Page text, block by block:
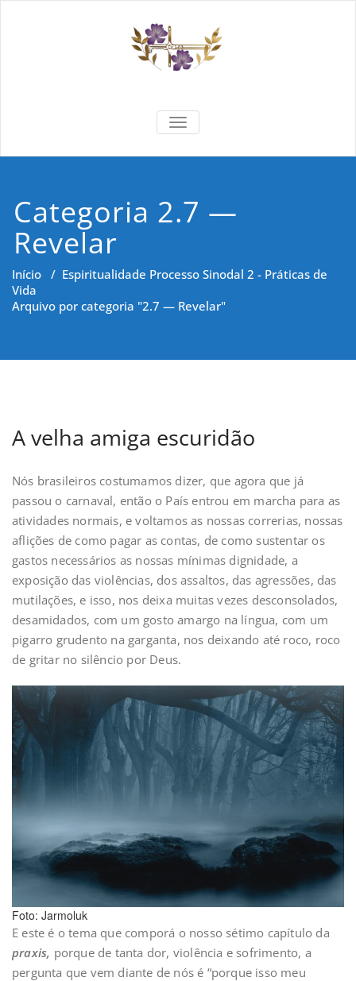
Saber
Cidadania e Dignidade Humana
TOGGLE NAVIGATION
Categoria 2.7 —
Revelar
Início / Espiritualidade Processo Sinodal 2 - Práticas de
Vida
Arquivo por categoria "2.7 — Revelar"
A velha amiga escuridão
Nós brasileiros costumamos dizer, que agora que já
passou o carnaval, então o País entrou em marcha para as
atividades normais, e voltamos as nossas correrias, nossas
aflições de como pagar as contas, de como sustentar os
gastos necessários as nossas mínimas dignidade, a
exposição das violências, dos assaltos, das agressões, das
mutilações, e isso, nos deixa muitas vezes desconsolados,
desamidados, com um gosto amargo na língua, com um
pigarro grudento na garganta, nos deixando até roco, roco
de gritar no silêncio por Deus.
Foto: Jarmoluk
E este é o tema que comporá o nosso sétimo capítulo da
praxis, porque de tanta dor, violência e sofrimento, a
pergunta que vem diante de nós é “porque isso meu